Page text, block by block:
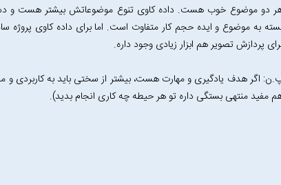
دو موضوع خوب هست. داده کاوی تنوع موضوعاتش بیشتر هست و
به موضوع و ایده حجم کار متفاوت است. اما برای داده کاوی پروژه
پردازش تصویر هم ابزار زیادی وجود داره.
اگر هدف یادگیری و مهارت هست، بیشتر از سختی باید به کاربردی
مفید منتهی بستگی داره تو هر حیطه چه کاری انجام بدید).